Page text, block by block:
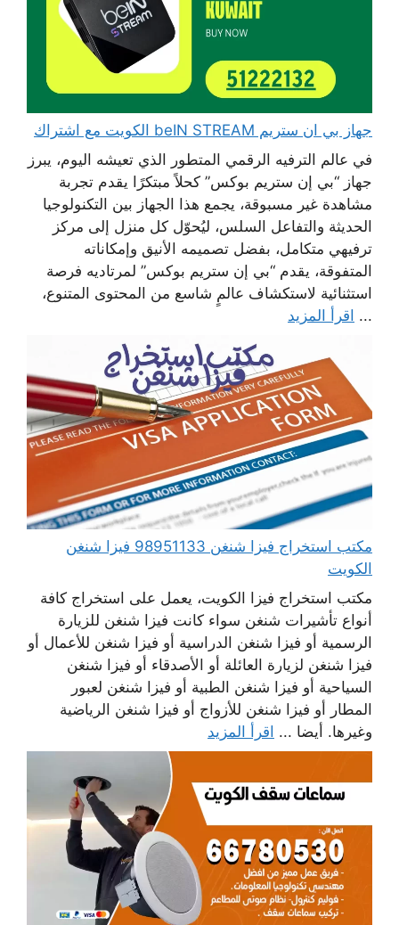
جهاز بي ان ستريم beIN STREAM الكويت مع اشتراك
في عالم الترفيه الرقمي المتطور الذي تعيشه اليوم، يبرز
جهاز “بي إن ستريم بوكس” كحلاً مبتكرًا يقدم تجربة
مشاهدة غير مسبوقة، يجمع هذا الجهاز بين التكنولوجيا
الحديثة والتفاعل السلس، ليُحوّل كل منزل إلى مركز
ترفيهي متكامل، بفضل تصميمه الأنيق وإمكاناته
المتفوقة، يقدم “بي إن ستريم بوكس” لمرتاديه فرصة
استثنائية لاستكشاف عالمٍ شاسع من المحتوى المتنوع،
... اقرأ المزيد
مكتب استخراج فيزا شنغن 98951133 فيزا شنغن
الكويت
مكتب استخراج فيزا الكويت، يعمل على استخراج كافة
أنواع تأشيرات شنغن سواء كانت فيزا شنغن للزيارة
الرسمية أو فيزا شنغن الدراسية أو فيزا شنغن للأعمال أو
فيزا شنغن لزيارة العائلة أو الأصدقاء أو فيزا شنغن
السياحية أو فيزا شنغن الطبية أو فيزا شنغن لعبور
المطار أو فيزا شنغن للأزواج أو فيزا شنغن الرياضية
وغيرها. أيضا ... اقرأ المزيد